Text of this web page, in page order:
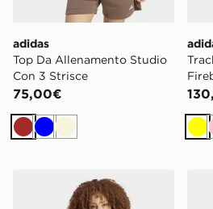
adidas
Top Da Allenamento Studio
Con 3 Strisce
75,00€
Marrone
BluBeige
adidas Track Top Cable Knit